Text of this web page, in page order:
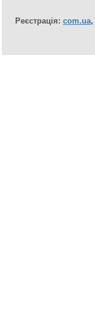
Реєстрація: com.ua,